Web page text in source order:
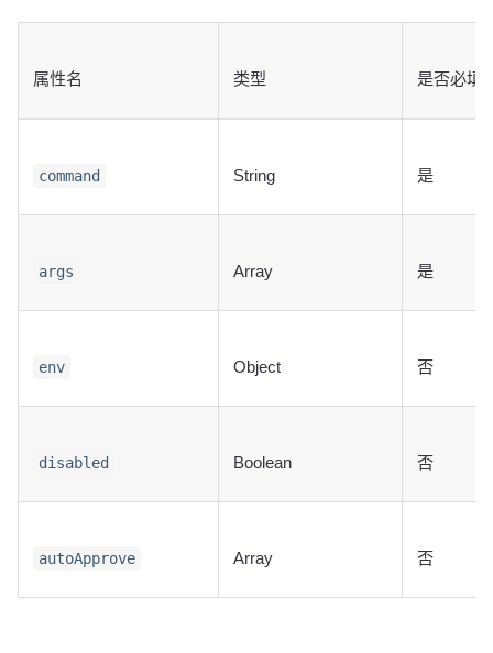
属性名 类型 是否必填
command String 是
args Array 是
env Object 否
disabled Boolean 否
autoApprove Array 否